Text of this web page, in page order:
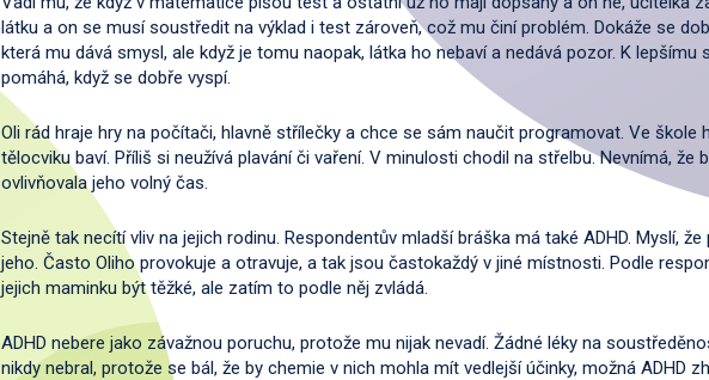
látku a on se musí soustředit na výklad i test zároveň, což mu činí problém. Dokáže se
která mu dává smysl, ale když je tomu naopak, látka ho nebaví a nedává pozor. K lepšímu
pomáhá, když se dobře vyspí.
Oli rád hraje hry na počítači, hlavně střílečky a chce se sám naučit programovat. Ve škole
tělocviku baví. Příliš si neužívá plavání či vaření. V minulosti chodil na střelbu. Nevnímá, že
ovlivňovala jeho volný čas.
Stejně tak necítí vliv na jejich rodinu. Respondentův mladší bráška má také ADHD. Myslí,
jeho. Často Oliho provokuje a otravuje, a tak jsou častokaždý v jiné místnosti. Podle
jejich maminku být těžké, ale zatím to podle něj zvládá.
ADHD nebere jako závažnou poruchu, protože mu nijak nevadí. Žádné léky na
nikdy nebral, protože se bál, že by chemie v nich mohla mít vedlejší účinky, možná ADHD